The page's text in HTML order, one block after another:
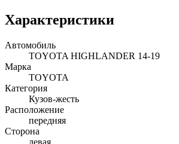
Характеристики
Автомобиль
TOYOTA HIGHLANDER 14-19
Марка
TOYOTA
Категория
Кузов-жесть
Расположение
передняя
Сторона
левая